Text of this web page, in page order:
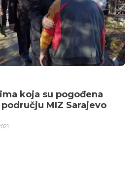
koja su pogođena
MIZ Sarajevo